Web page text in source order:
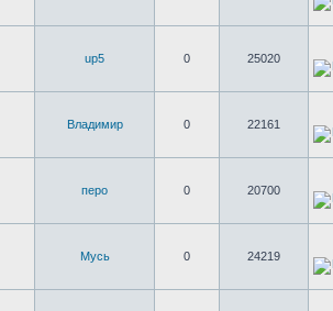
up5 0 25020
Владимир 0 22161
перо 0 20700
Мусь 0 24219